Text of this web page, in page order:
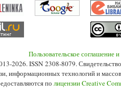
Пользовательское соглашение
2026. ISSN 2308-8079.
информационных технологий и
по лицензии Creative